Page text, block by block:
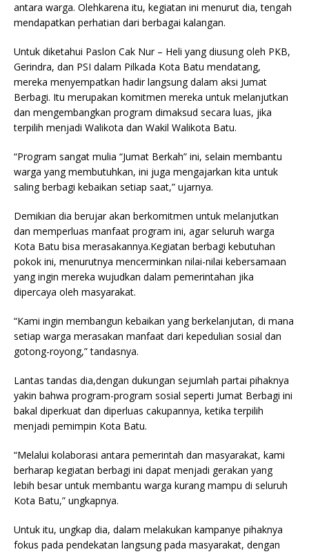
antara warga. Olehkarena itu, kegiatan ini menurut dia, tengah
mendapatkan perhatian dari berbagai kalangan.
Untuk diketahui Paslon Cak Nur – Heli yang diusung oleh PKB,
Gerindra, dan PSI dalam Pilkada Kota Batu mendatang,
mereka menyempatkan hadir langsung dalam aksi Jumat
Berbagi. Itu merupakan komitmen mereka untuk melanjutkan
dan mengembangkan program dimaksud secara luas, jika
terpilih menjadi Walikota dan Wakil Walikota Batu.
“Program sangat mulia “Jumat Berkah” ini, selain membantu
warga yang membutuhkan, ini juga mengajarkan kita untuk
saling berbagi kebaikan setiap saat,” ujarnya.
Demikian dia berujar akan berkomitmen untuk melanjutkan
dan memperluas manfaat program ini, agar seluruh warga
Kota Batu bisa merasakannya.Kegiatan berbagi kebutuhan
pokok ini, menurutnya mencerminkan nilai-nilai kebersamaan
yang ingin mereka wujudkan dalam pemerintahan jika
dipercaya oleh masyarakat.
“Kami ingin membangun kebaikan yang berkelanjutan, di mana
setiap warga merasakan manfaat dari kepedulian sosial dan
gotong-royong,” tandasnya.
Lantas tandas dia,dengan dukungan sejumlah partai pihaknya
yakin bahwa program-program sosial seperti Jumat Berbagi ini
bakal diperkuat dan diperluas cakupannya, ketika terpilih
menjadi pemimpin Kota Batu.
“Melalui kolaborasi antara pemerintah dan masyarakat, kami
berharap kegiatan berbagi ini dapat menjadi gerakan yang
lebih besar untuk membantu warga kurang mampu di seluruh
Kota Batu,” ungkapnya.
Untuk itu, ungkap dia, dalam melakukan kampanye pihaknya
fokus pada pendekatan langsung pada masyarakat, dengan